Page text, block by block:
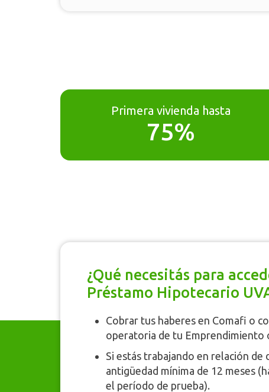
Primera vivienda hasta
75%
¿Qué necesitás para
Préstamo Hipotecario
Cobrar tus haberes en Comafi o
operatoria de tu Emprendimiento
Si estás trabajando en relación de
antigüedad mínima de 12 meses
el período de prueba).